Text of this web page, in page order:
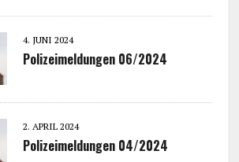
4. JUNI 2024
Polizeimeldungen 06/2024
2. APRIL 2024
Polizeimeldungen 04/2024